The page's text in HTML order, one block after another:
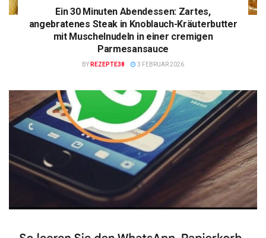
Ein 30 Minuten Abendessen: Zartes,
angebratenes Steak in Knoblauch-Kräuterbutter
mit Muschelnudeln in einer cremigen
Parmesansauce
BY REZEPTE38 3 FEBRUAR 2026